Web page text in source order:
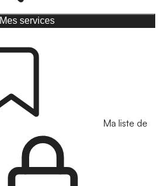
Mes services
Ma liste de